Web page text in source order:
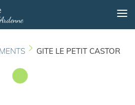
au
contenu
principal
GITE LE PETIT CASTOR